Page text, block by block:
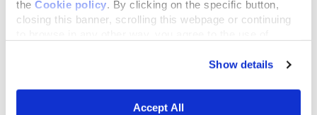
the Cookie policy. By clicking on the specific button,
closing this banner, scrolling this webpage or continuing
Show details
Accept All
Galleriaimmagini e video